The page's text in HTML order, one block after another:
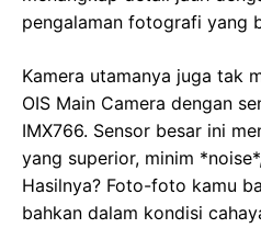
pengalaman fotografi yang
Kamera utamanya juga tak
OIS Main Camera dengan
IMX766. Sensor besar ini
yang superior, minim
Hasilnya? Foto-foto kamu
bahkan dalam kondisi